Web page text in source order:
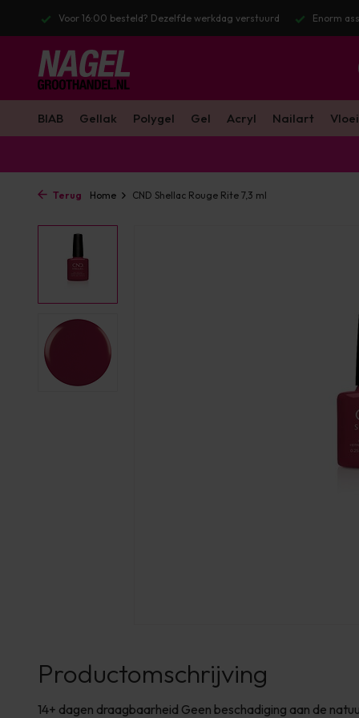
Enorm assortiment & alle bekende merken Gratis
BIAB Gellak Polygel Gel Acryl Nailart
Terug Home CND Shellac Rouge Rite 7,3 ml
Productomschrijving
14+ dagen draagbaarheid Geen beschadiging aan de